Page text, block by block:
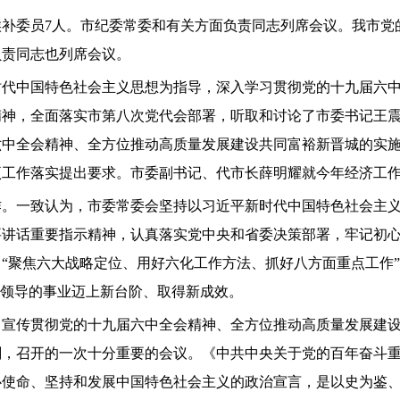
委员7人。市纪委常委和有关方面负责同志列席会议。我市
同志也列席会议。
中国特色社会主义思想为指导，深入学习贯彻党的十九届六
，全面落实市第八次党代会部署，听取和讨论了市委书记王
全会精神、全方位推动高质量发展建设共同富裕新晋城的实
作落实提出要求。市委副书记、代市长薛明耀就今年经济工
一致认为，市委常委会坚持以习近平新时代中国特色社会主
话重要指示精神，认真落实党中央和省委决策部署，牢记初
焦六大战略定位、用好六化工作方法、抓好八方面重点工
导的事业迈上新台阶、取得新成效。
传贯彻党的十九届六中全会精神、全方位推动高质量发展建
召开的一次十分重要的会议。《中共中央关于党的百年奋斗
命、坚持和发展中国特色社会主义的政治宣言，是以史为鉴